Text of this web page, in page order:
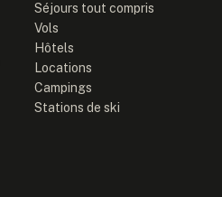
Séjours tout compris
Vols
Hôtels
Locations
Campings
Stations de ski